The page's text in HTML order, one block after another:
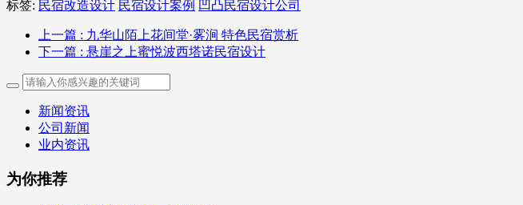
标签: 民宿改造设计 民宿设计案例 凹凸民宿设计公司
上一篇 : 九华山陌上花间堂·雾涧 特色民宿赏析
下一篇 : 悬崖之上蜜悦波西塔诺民宿设计
新闻资讯
公司新闻
业内资讯
为你推荐